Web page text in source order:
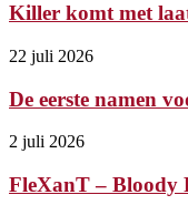
Killer komt met
22 juli 2026
De eerste namen
2 juli 2026
FleXanT – Bloody